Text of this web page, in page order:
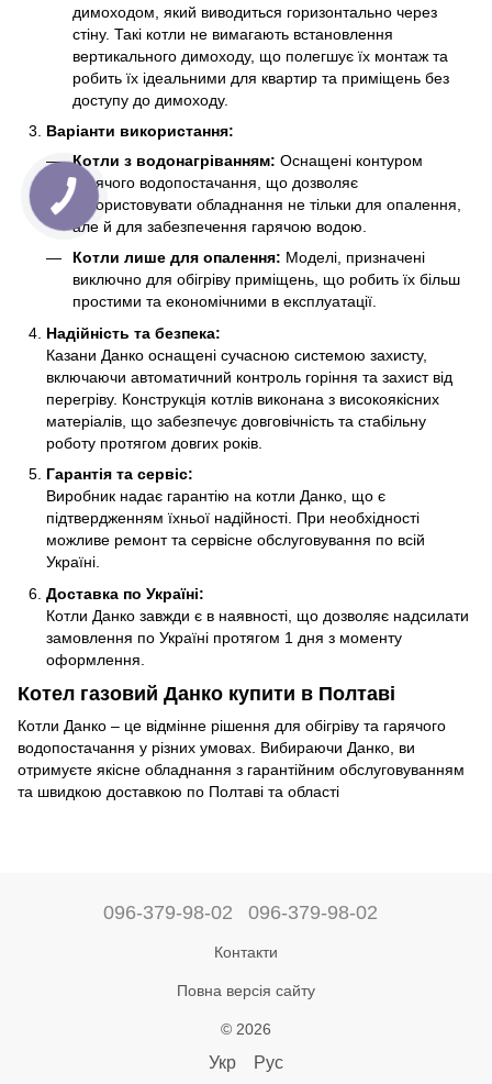
димоходом, який виводиться горизонтально через
стіну. Такі котли не вимагають встановлення
вертикального димоходу, що полегшує їх монтаж та
робить їх ідеальними для квартир та приміщень без
доступу до димоходу.
Варіанти використання:
Котли з водонагріванням: Оснащені контуром
гарячого водопостачання, що дозволяє
використовувати обладнання не тільки для опалення,
але й для забезпечення гарячою водою.
Котли лише для опалення: Моделі, призначені
виключно для обігріву приміщень, що робить їх більш
простими та економічними в експлуатації.
Надійність та безпека:
Казани Данко оснащені сучасною системою захисту,
включаючи автоматичний контроль горіння та захист від
перегріву. Конструкція котлів виконана з високоякісних
матеріалів, що забезпечує довговічність та стабільну
роботу протягом довгих років.
Гарантія та сервіс:
Виробник надає гарантію на котли Данко, що є
підтвердженням їхньої надійності. При необхідності
можливе ремонт та сервісне обслуговування по всій
Україні.
Доставка по Україні:
Котли Данко завжди є в наявності, що дозволяє надсилати
замовлення по Україні протягом 1 дня з моменту
оформлення.
Котел газовий Данко купити в Полтаві
Котли Данко – це відмінне рішення для обігріву та гарячого
водопостачання у різних умовах. Вибираючи Данко, ви
отримуєте якісне обладнання з гарантійним обслуговуванням
та швидкою доставкою по Полтаві та області
096-379-98-02 096-379-98-02
Контакти
Повна версія сайту
© 2026
Укр Рус